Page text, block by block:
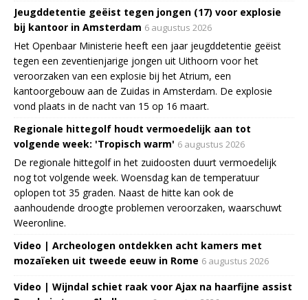
Jeugddetentie geëist tegen jongen (17) voor explosie
bij kantoor in Amsterdam 6 augustus 2026
Het Openbaar Ministerie heeft een jaar jeugddetentie geëist
tegen een zeventienjarige jongen uit Uithoorn voor het
veroorzaken van een explosie bij het Atrium, een
kantoorgebouw aan de Zuidas in Amsterdam. De explosie
vond plaats in de nacht van 15 op 16 maart.
Regionale hittegolf houdt vermoedelijk aan tot
volgende week: 'Tropisch warm' 6 augustus 2026
De regionale hittegolf in het zuidoosten duurt vermoedelijk
nog tot volgende week. Woensdag kan de temperatuur
oplopen tot 35 graden. Naast de hitte kan ook de
aanhoudende droogte problemen veroorzaken, waarschuwt
Weeronline.
Video | Archeologen ontdekken acht kamers met
mozaïeken uit tweede eeuw in Rome 6 augustus 2026
Video | Wijndal schiet raak voor Ajax na haarfijne assist